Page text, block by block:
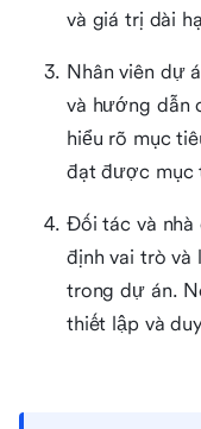
và giá trị dài
Nhân viên dự
và hướng dẫn
hiểu rõ mục
đạt được mục
Đối tác và nhà
định vai trò và
trong dự án.
thiết lập và